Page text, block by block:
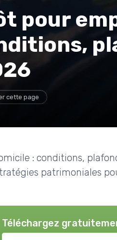
pour
cette page
: conditions,
patrimoniales
Téléchargez